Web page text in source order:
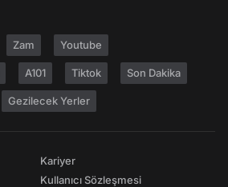
Zam Youtube
A101 Tiktok Son Dakika
Gezilecek Yerler
Kariyer
Kullanıcı Sözleşmesi